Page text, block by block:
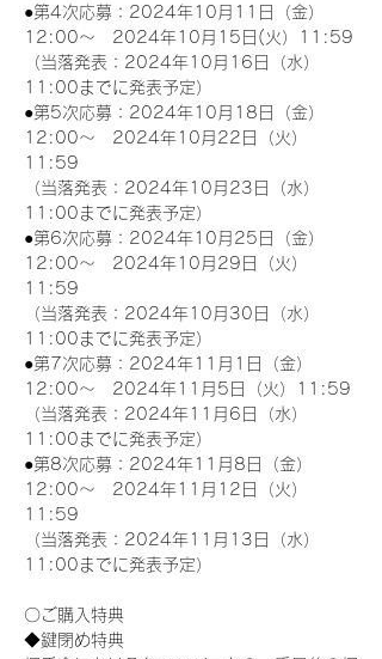
●第4次応募：2024年10月11日（金）
12:00～　2024年10月15日(火）11:59
（当落発表：2024年10月16日（水）
11:00までに発表予定）
●第5次応募：2024年10月18日（金）
12:00～　2024年10月22日（火）
11:59
（当落発表：2024年10月23日（水）
11:00までに発表予定）
●第6次応募：2024年10月25日（金）
12:00～　2024年10月29日（火）
11:59
（当落発表：2024年10月30日（水）
11:00までに発表予定）
●第7次応募：2024年11月1日（金）
12:00～　2024年11月5日（火）11:59
（当落発表：2024年11月6日（水）
11:00までに発表予定）
●第8次応募：2024年11月8日（金）
12:00～　2024年11月12日（火）
11:59
（当落発表：2024年11月13日（水）
11:00までに発表予定）
〇ご購入特典
◆鍵閉め特典